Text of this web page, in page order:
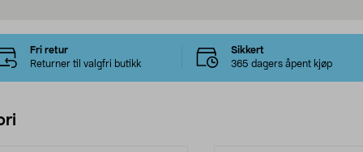
Fri retur
Returner til valgfri butikk
Sikkert
365 dagers åpent kjøp